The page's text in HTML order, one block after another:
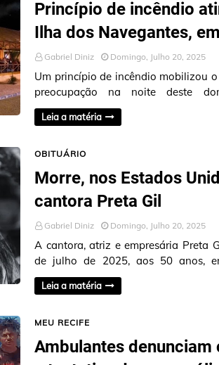
Princípio de incêndio
Ilha dos Navegantes,
Gabriel Diniz Domingo, Julho 20, 2025
Um princípio de incêndio mobilizou
preocupação na noite deste
Navegantes, em Boa Viagem, Zona S…
Leia a matéria
OBITUÁRIO
Morre, nos Estados
cantora Preta Gil
Gabriel Diniz Domingo, Julho 20, 2025
A cantora, atriz e empresária Preta
de julho de 2025, aos 50 anos,
Estados Unidos para trata…
Leia a matéria
MEU RECIFE
Ambulantes denunciam